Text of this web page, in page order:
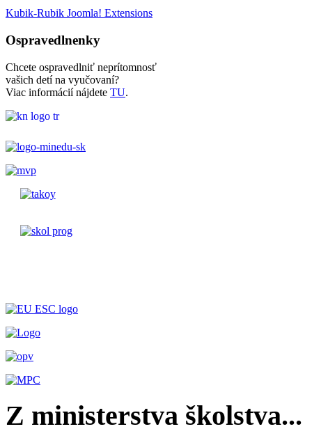
Kubik-Rubik Joomla! Extensions
Ospravedlnenky
Chcete ospravedlniť neprítomnosť
vašich detí na vyučovaní?
Viac informácií nájdete TU.
Z ministerstva školstva...